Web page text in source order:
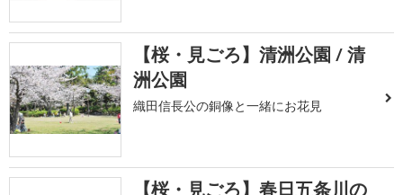
【桜・見ごろ】清洲公園 / 清
洲公園
織田信長公の銅像と一緒にお花見
【桜・見ごろ】春日五条川の